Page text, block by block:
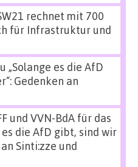
rechnet mit 700
für Infrastruktur und
„Solange es die AfD
Gedenken an
und VVN-BdA für das
es die AfD gibt, sind wir
Sinti:zze und